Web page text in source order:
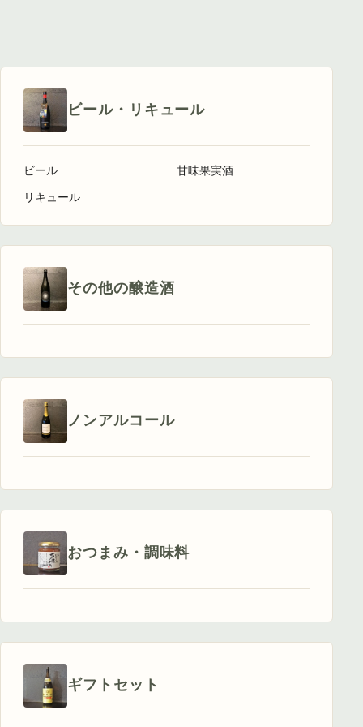
ビール・リキュール
ビール
リキュール
甘味果実酒
その他の醸造酒
ノンアルコール
おつまみ・調味料
ギフトセット